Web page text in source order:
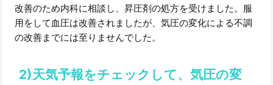
改善のため内科に相談し、昇圧剤の処方を受けました。服
用をして血圧は改善されましたが、気圧の変化による不調
の改善までには至りませんでした。
2)天気予報をチェックして、気圧の変